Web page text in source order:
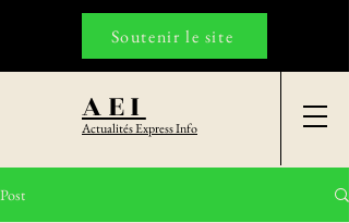
AEI
Actualités Express Info
Soutenir le site
Post